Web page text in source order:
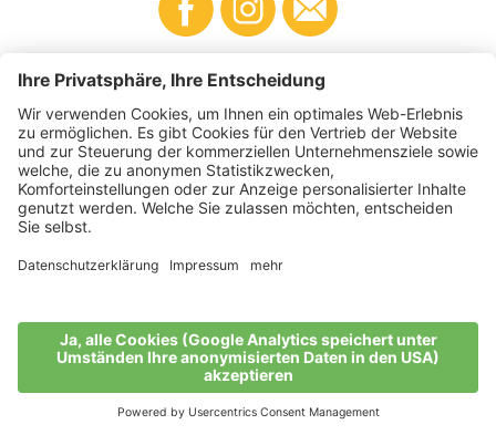
Business Produzenten
2026
VI.P Gen. landw. Gesellschaft
Impressum • Cookie-Einstellungen Datenschutz
Barrierefreiheitserklärung•Sitemap
produced by